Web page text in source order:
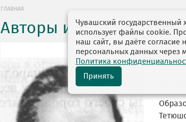
ГЛАВНАЯ
Авторы и персоналии
Чувашский государственный
использует файлы cookie.
наш сайт, вы даёте согласие
персональных данных через
Политика
Принять